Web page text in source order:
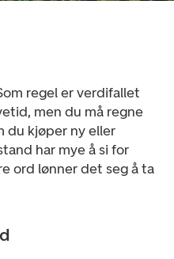
regel er verdifallet
men du må regne
du kjøper ny eller
har mye å si for
ord lønner det seg å ta